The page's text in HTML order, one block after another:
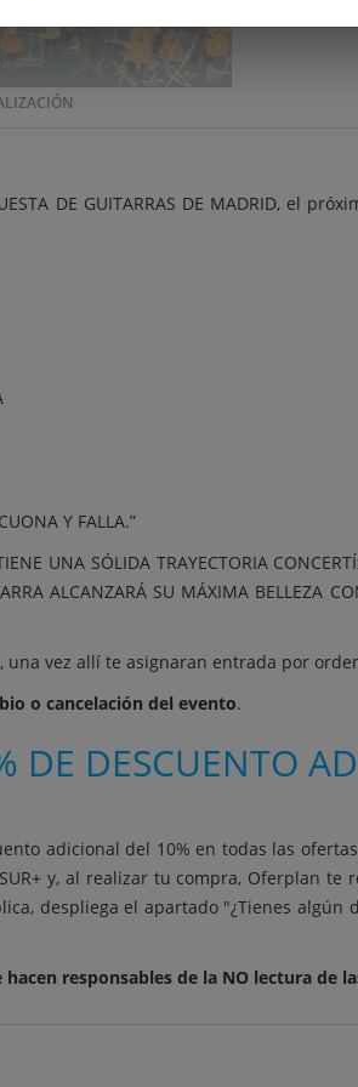
DE GUITARRAS DE MADRID, el
Y FALLA.”
UNA SÓLIDA TRAYECTORIA
ALCANZARÁ SU MÁXIMA BELLEZA
vez allí te asignaran entrada por
o cancelación del evento.
DE DESCUENTO
adicional del 10% en todas las
y, al realizar tu compra, Oferplan
despliega el apartado "¿Tienes algún
responsables de la NO lectura de